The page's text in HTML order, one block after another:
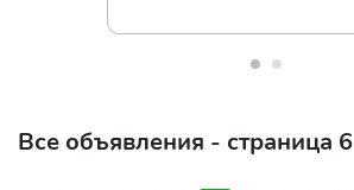
Все объявления - страница 6